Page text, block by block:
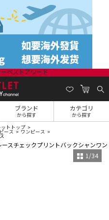
ブランド
から探す
カテゴリ
から探す
トトップ
ース ワンピース
1 /34